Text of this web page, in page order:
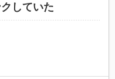
していた